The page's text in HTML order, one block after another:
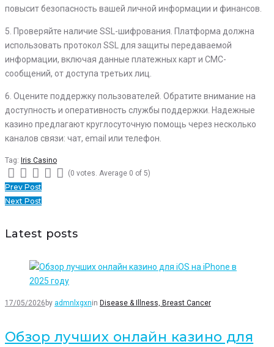
повысит безопасность вашей личной информации и финансов.
5. Проверяйте наличие SSL-шифрования. Платформа должна
использовать протокол SSL для защиты передаваемой
информации, включая данные платежных карт и СМС-
сообщений, от доступа третьих лиц.
6. Оцените поддержку пользователей. Обратите внимание на
доступность и оперативность службы поддержки. Надежные
казино предлагают круглосуточную помощь через несколько
каналов связи: чат, email или телефон.
Tag: Iris Casino
3
2
1
(0 votes . Average 0 of 5)
Navegação
de
artigos
Prev Post
Next Post
Latest posts
17/05/2026 by admnlxgxnin Disease & Illness, Breast Cancer
Обзор лучших онлайн казино для